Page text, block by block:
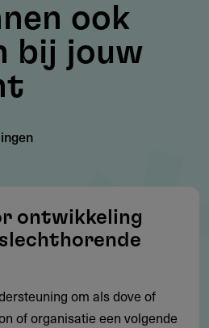
instellingssubsidie (Stroom
met instellingssubsidie
is verplicht)
ook
bij jouw
ontwikkeling
om als dove of
of organisatie een volgende